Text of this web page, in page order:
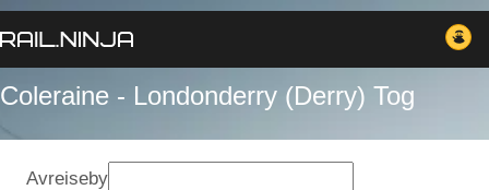
Coleraine - Londonderry (Derry) Tog
Avreiseby